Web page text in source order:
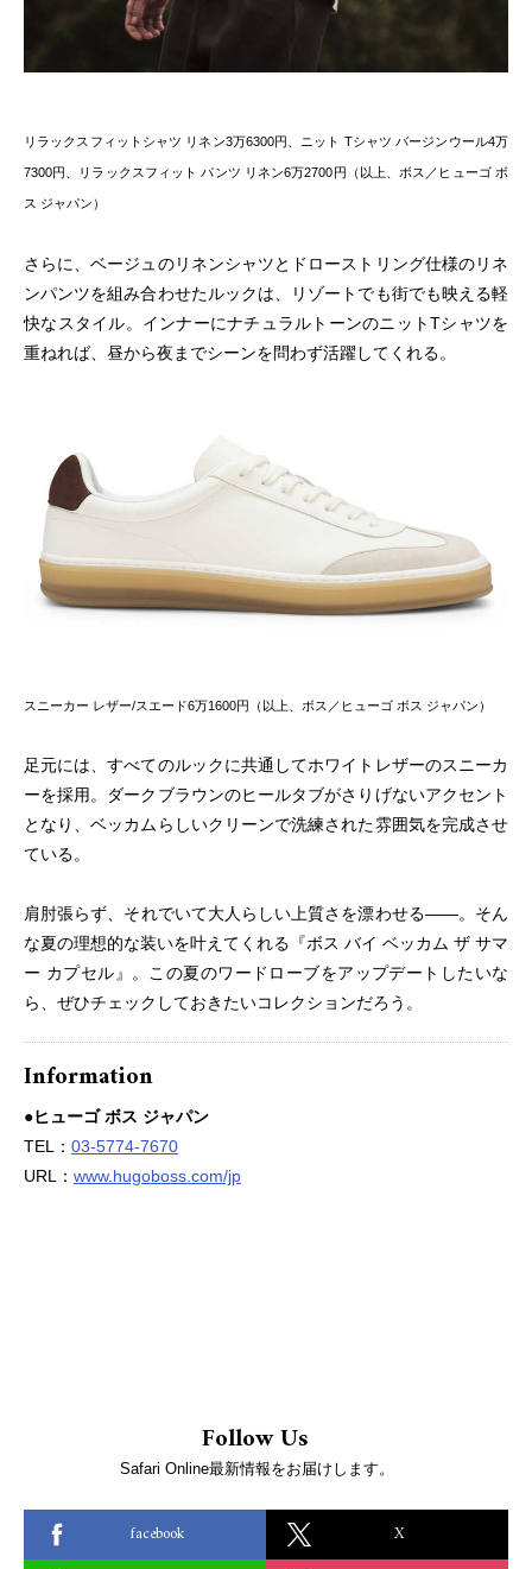
リラックスフィットシャツ リネン3万6300円、ニット Tシャツ バージンウール4万
7300円、リラックスフィット パンツ リネン6万2700円（以上、ボス／ヒューゴ ボ
ス ジャパン）
さらに、ベージュのリネンシャツとドローストリング仕様のリネ
ンパンツを組み合わせたルックは、リゾートでも街でも映える軽
快なスタイル。インナーにナチュラルトーンのニットTシャツを
重ねれば、昼から夜までシーンを問わず活躍してくれる。
スニーカー レザー/スエード6万1600円（以上、ボス／ヒューゴ ボス ジャパン）
足元には、すべてのルックに共通してホワイトレザーのスニーカ
ーを採用。ダークブラウンのヒールタブがさりげないアクセント
となり、ベッカムらしいクリーンで洗練された雰囲気を完成させ
ている。
肩肘張らず、それでいて大人らしい上質さを漂わせる——。そん
な夏の理想的な装いを叶えてくれる『ボス バイ ベッカム ザ サマ
ー カプセル』。この夏のワードローブをアップデートしたいな
ら、ぜひチェックしておきたいコレクションだろう。
Information
●ヒューゴ ボス ジャパン
TEL： 03-5774-7670
URL： www.hugoboss.com/jp
Follow Us
Safari Online最新情報をお届けします。
facebook
X